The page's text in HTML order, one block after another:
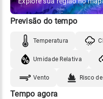
Previsão do tempo
Temperatura
Umidade Relativa
Vento Risco
Tempo agora